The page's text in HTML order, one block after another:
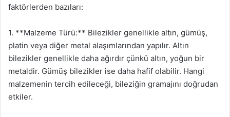
faktörlerden bazıları:
1. **Malzeme Türü:** Bilezikler genellikle altın, gümüş,
platin veya diğer metal alaşımlarından yapılır. Altın
bilezikler genellikle daha ağırdır çünkü altın, yoğun bir
metaldir. Gümüş bilezikler ise daha hafif olabilir. Hangi
malzemenin tercih edileceği, bileziğin gramajını doğrudan
etkiler.